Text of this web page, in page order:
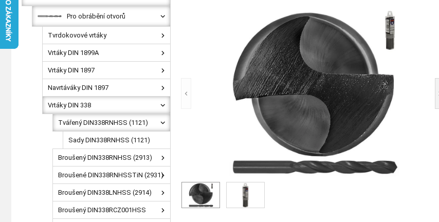
Pro obrábění otvorů
Tvrdokovové vrtáky
Vrtáky DIN 1899A
Vrtáky DIN 1897
Navrtáváky DIN 1897
Vrtáky DIN 338
Tvářený DIN338RNHSS (1121)
Sady DIN338RNHSS (1121)
Broušený DIN338RNHSS (2913)
Broušené DIN338RNHSSTiN (2931)
Broušený DIN338LNHSS (2914)
Broušený DIN338RCZ001HSS